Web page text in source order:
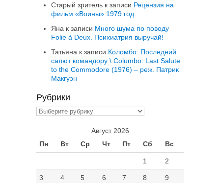
Старый зритель к записи Рецензия на
фильм «Воины» 1979 год.
Яна к записи Много шума по поводу
Folie à Deux. Психиатрия выручай!
Татьяна к записи Коломбо: Последний
салют командору \ Columbo: Last Salute
to the Commodore (1976) – реж. Патрик
Макгуэн
Рубрики
Рубрики
Август 2026
Пн
Вт Ср Чт Пт Сб Вс
1 2
3 4 5 6 7 8 9